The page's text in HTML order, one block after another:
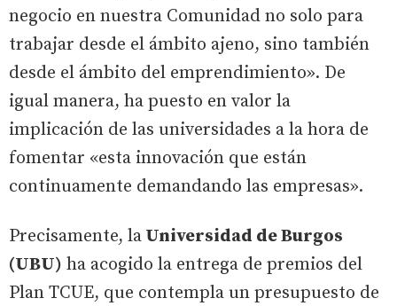
negocio en nuestra Comunidad no solo para
trabajar desde el ámbito ajeno, sino también
desde el ámbito del emprendimiento». De
igual manera, ha puesto en valor la
implicación de las universidades a la hora de
fomentar «esta innovación que están
continuamente demandando las empresas».
Precisamente, la Universidad de Burgos
(UBU) ha acogido la entrega de premios del
Plan TCUE, que contempla un presupuesto de